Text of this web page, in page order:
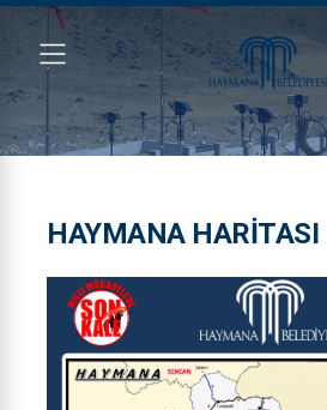
HAYMANA HARITASI